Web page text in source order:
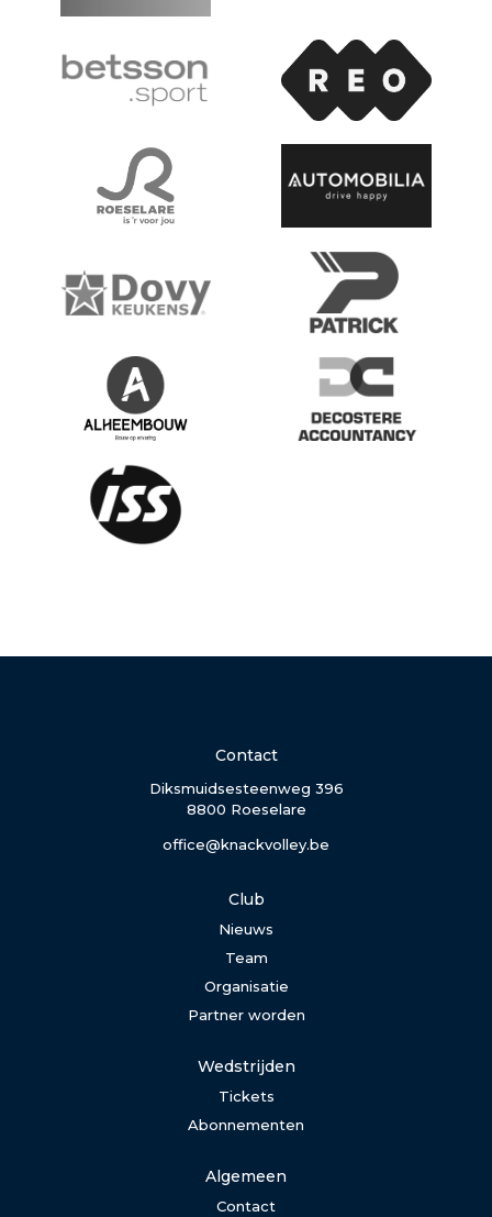
Contact
Diksmuidsesteenweg 396
8800 Roeselare
office@knackvolley.be
Club
Nieuws
Team
Organisatie
Partner worden
Wedstrijden
Tickets
Abonnementen
Algemeen
Contact